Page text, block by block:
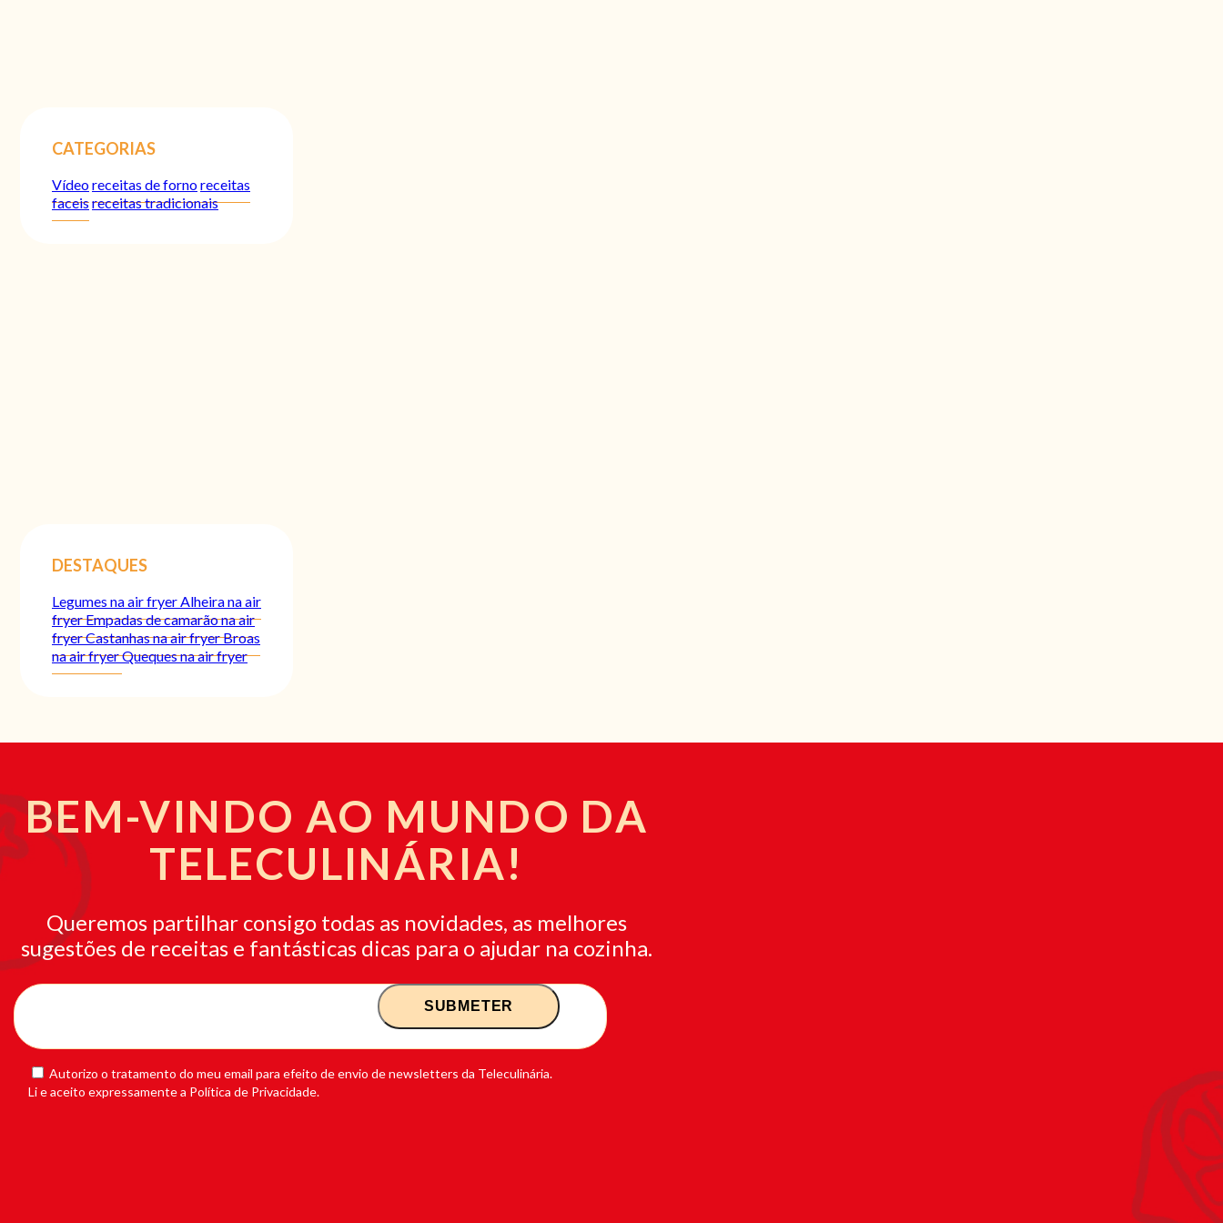
CATEGORIAS
Vídeoreceitas de fornoreceitas
faceisreceitas tradicionais
DESTAQUES
Legumes na air fryerAlheira na air
fryerEmpadas de camarão na air
fryerCastanhas na air fryerBroas
na air fryerQueques na air fryer
BEM-VINDO AO MUNDO DA
TELECULINÁRIA!
Queremos partilhar consigo todas as novidades, as melhores
sugestões de receitas e fantásticas dicas para o ajudar na cozinha.
Autorizo o tratamento do meu email para efeito de envio de newsletters da Teleculinária.
Li e aceito expressamente a Política de Privacidade.